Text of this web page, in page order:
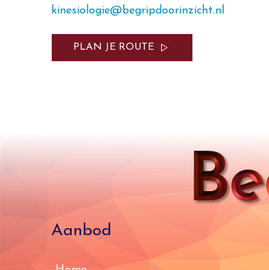
kinesiologie@begripdoorinzicht.nl
PLAN JE ROUTE
Aanbod